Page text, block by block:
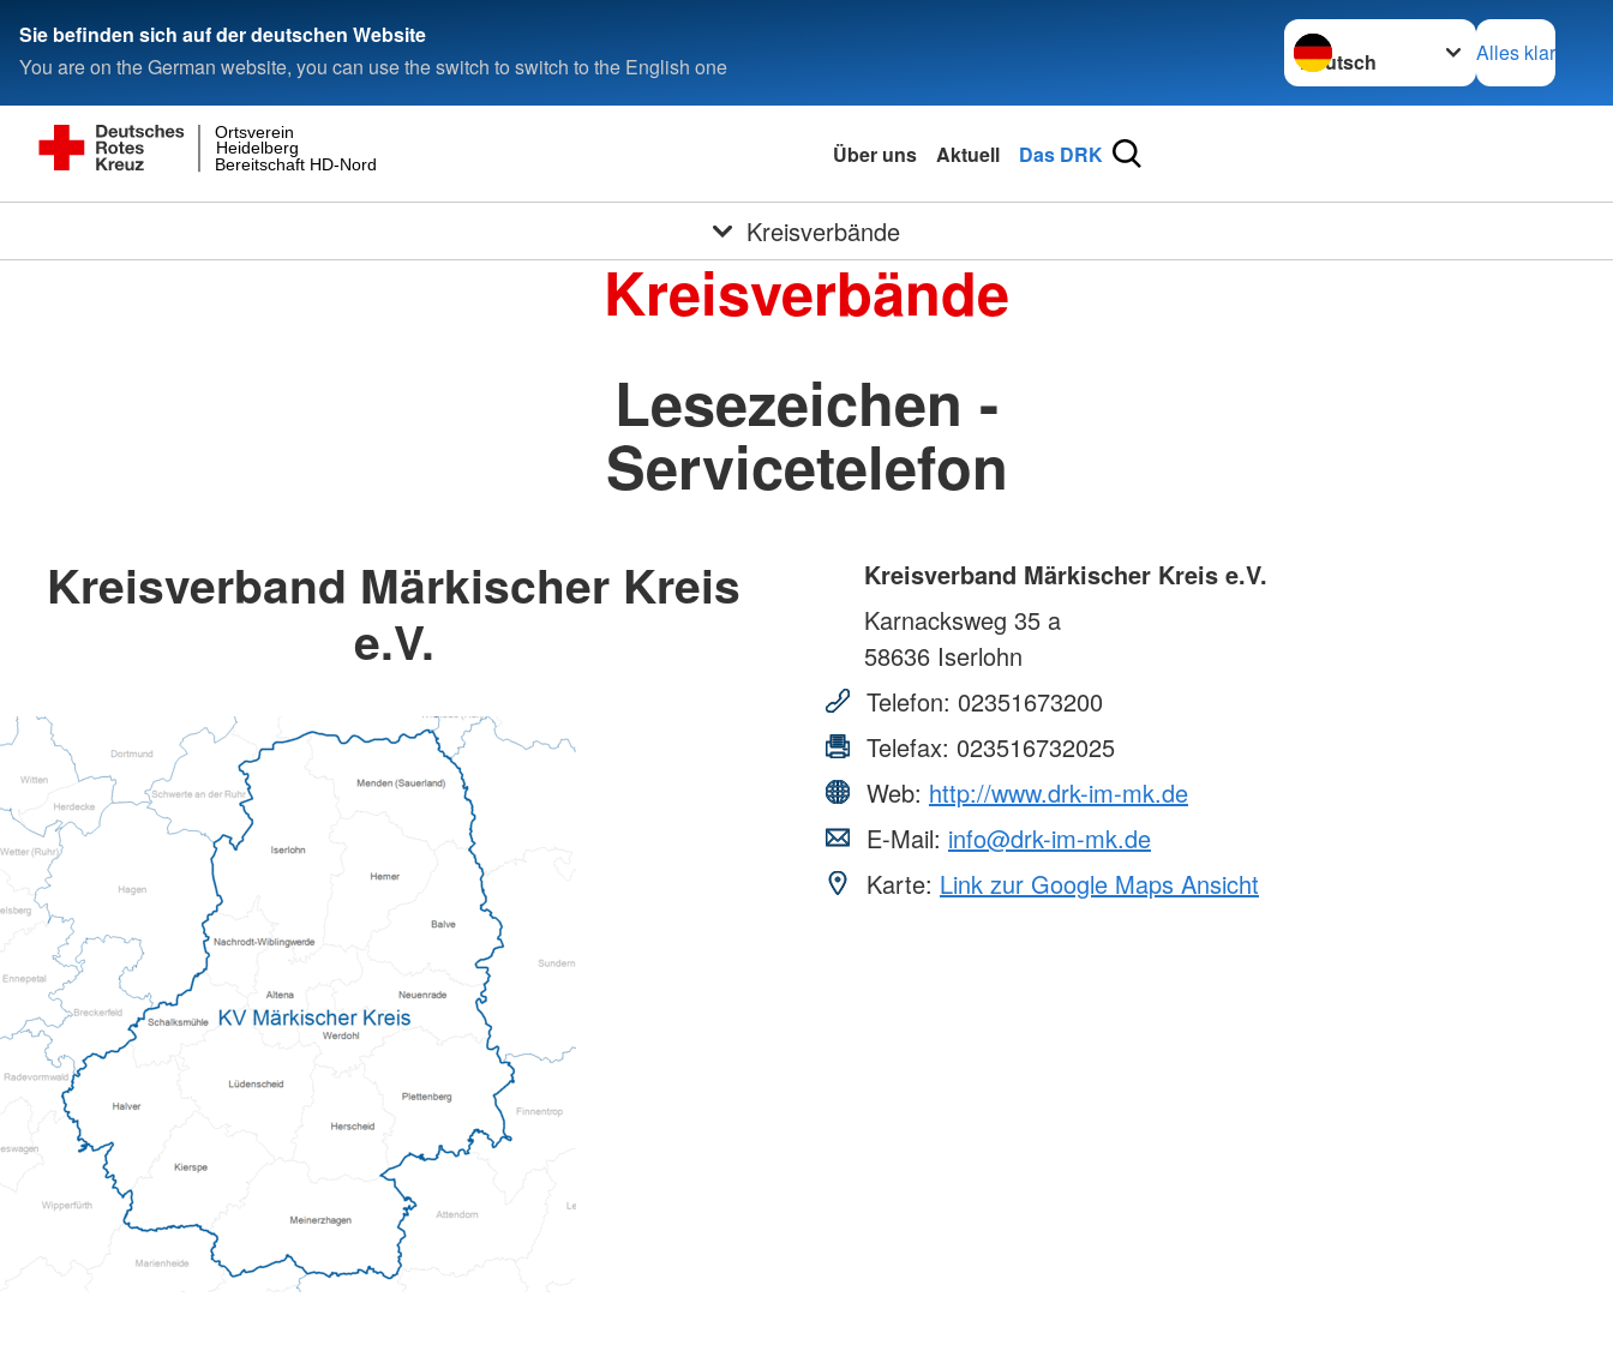
Sie befinden sich auf der deutschen Website
You are on the German website, you can use the switch to switch to the English one
Sprache wechseln zu
Alles klar
Bereitschaft HD-Nord
Heidelberg
Ortsverein
Über uns Aktuell Das DRK
Kreisverbände
Kreisverbände
Lesezeichen -
Servicetelefon
Kreisverband Märkischer Kreis
e.V.
Kreisverband Märkischer Kreis e.V.
Karnacksweg 35 a
58636 Iserlohn
Telefon: 02351673200
Telefax: 023516732025
Web: http://www.drk-im-mk.de
E-Mail: info@drk-im-mk.de
Karte: Link zur Google Maps Ansicht